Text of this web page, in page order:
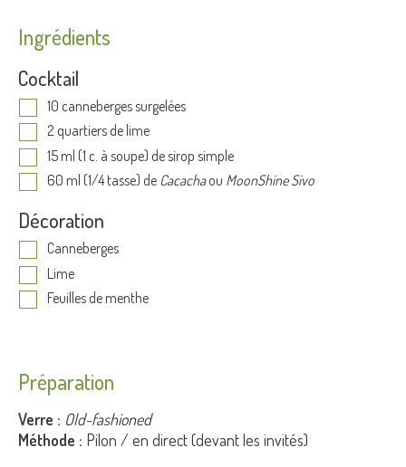
Ingrédients
Cocktail
10 canneberges surgelées
2 quartiers de lime
15 ml (1 c. à soupe) de sirop simple
60 ml (1/4 tasse) de Cacachaou MoonShine Sivo
Décoration
Canneberges
Lime
Feuilles de menthe
Préparation
Verre : Old-fashioned
Méthode : Pilon / en direct (devant les invités)